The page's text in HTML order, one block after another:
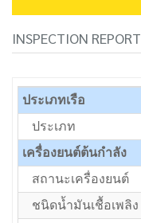
INSPECTION REPORT
ประเภทเรือ
ประเภท
เครื่องยนต์ต้นกำลัง
สถานะเครื่องยนต์
ชนิดน้ำมันเชื้อเพลิง